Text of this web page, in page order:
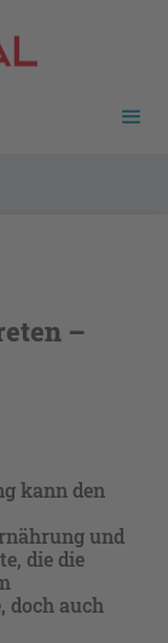
–
kann den
und
die die
doch auch